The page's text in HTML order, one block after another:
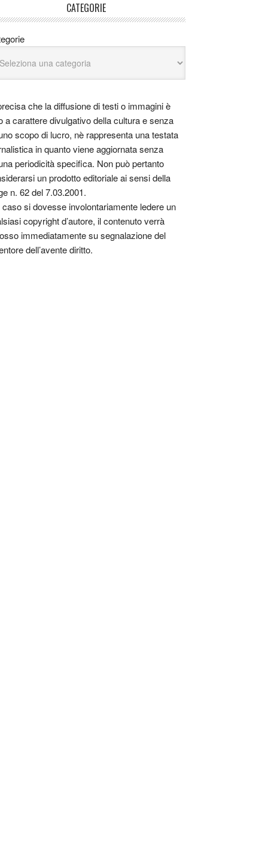
CATEGORIE
che la diffusione di testi o immagini è
a carattere divulgativo della cultura e senza
scopo di lucro, nè rappresenta una testata
in quanto viene aggiornata senza
periodicità specifica. Non può pertanto
un prodotto editoriale ai sensi della
n. 62 del 7.03.2001.
caso si dovesse involontariamente ledere un
copyright d’autore, il contenuto verrà
immediatamente su segnalazione del
dell’avente diritto.